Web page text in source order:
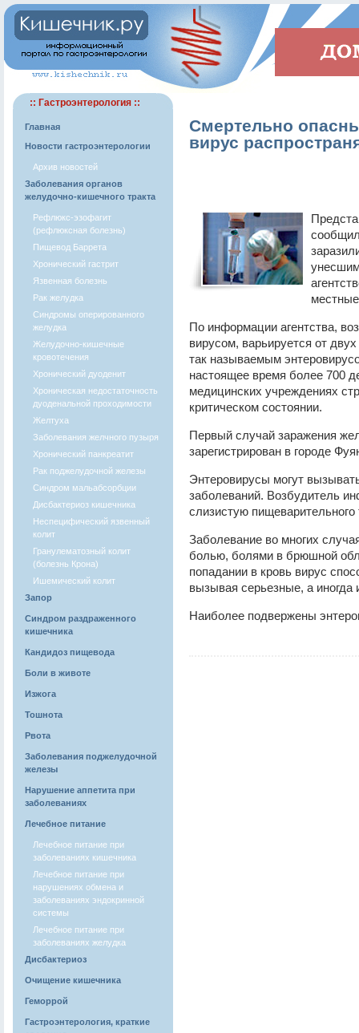
:: Гастроэнтерология ::
Главная
Новости гастроэнтерологии
Архив новостей
Заболевания органов
желудочно-кишечного тракта
Рефлюкс-эзофагит
(рефлюксная болезнь)
Пищевод Баррета
Хронический гастрит
Язвенная болезнь
Рак желудка
Синдромы оперированного
желудка
Желудочно-кишечные
кровотечения
Хронический дуоденит
Хроническая недостаточность
дуоденальной проходимости
Желтуха
Заболевания желчного пузыря
Хронический панкреатит
Рак поджелудочной железы
Синдром мальабсорбции
Дисбактериоз кишечника
Неспецифический язвенный
колит
Гранулематозный колит
(болезнь Крона)
Ишемический колит
Запор
Синдром раздраженного
кишечника
Кандидоз пищевода
Боли в животе
Изжога
Тошнота
Рвота
Заболевания поджелудочной
железы
Нарушение аппетита при
заболеваниях
Лечебное питание
Лечебное питание при
заболеваниях кишечника
Лечебное питание при
нарушениях обмена и
заболеваниях эндокринной
системы
Лечебное питание при
заболеваниях желудка
Дисбактериоз
Очищение кишечника
Геморрой
Гастроэнтерология, краткие
Смертельно
вирус
По информации агентства,
вирусом, варьируется от
так называемым
настоящее время более 700
медицинских учреждениях
критическом состоянии.
Первый случай заражения
зарегистрирован в городе
Энтеровирусы могут
заболеваний. Возбудитель
слизистую
Заболевание во многих
болью, болями в брюшной
попадании в кровь вирус
вызывая серьезные, а
Наиболее подвержены